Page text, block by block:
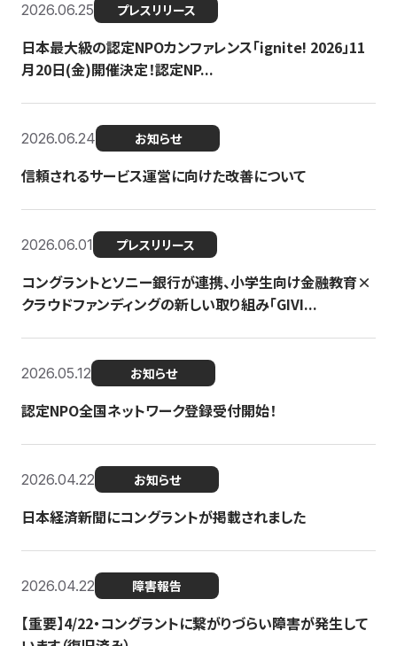
2026.06.25 プレスリリース
日本最大級の認定NPOカンファレンス「ignite! 2026」11
月20日(金)開催決定！認定NP...
2026.06.24 お知らせ
信頼されるサービス運営に向けた改善について
2026.06.01 プレスリリース
コングラントとソニー銀行が連携、小学生向け金融教育×
クラウドファンディングの新しい取り組み「GIVI...
2026.05.12 お知らせ
認定NPO全国ネットワーク登録受付開始！
2026.04.22 お知らせ
日本経済新聞にコングラントが掲載されました
2026.04.22 障害報告
【重要】4/22・コングラントに繋がりづらい障害が発生して